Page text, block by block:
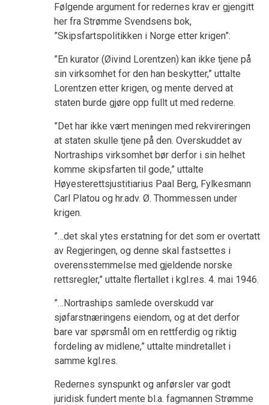
Følgende argument for redernes krav er gjengitt
her fra Strømme Svendsens bok,
”Skipsfartspolitikken i Norge etter krigen”:
”En kurator (Øivind Lorentzen) kan ikke tjene på
sin virksomhet for den han beskytter,” uttalte
Lorentzen etter krigen, og mente derved at
staten burde gjøre opp fullt ut med rederne.
”Det har ikke vært meningen med rekvireringen
at staten skulle tjene på den. Overskuddet av
Nortraships virksomhet bør derfor i sin helhet
komme skipsfarten til gode,” uttalte
Høyesterettsjustitiarius Paal Berg, Fylkesmann
Carl Platou og hr.adv. Ø. Thommessen under
krigen.
”…det skal ytes erstatning for det som er overtatt
av Regjeringen, og denne skal fastsettes i
overensstemmelse med gjeldende norske
rettsregler,” uttalte flertallet i kgl.res. 4. mai 1946.
”…Nortraships samlede overskudd var
sjøfarstnæringens eiendom, og at det derfor
bare var spørsmål om en rettferdig og riktig
fordeling av midlene,” uttalte mindretallet i
samme kgl.res.
Redernes synspunkt og anførsler var godt
juridisk fundert mente bl.a. fagmannen Strømme